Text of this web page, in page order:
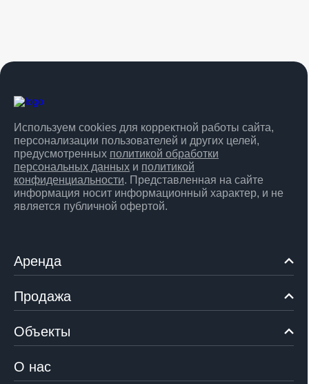
Используем cookies для корректной работы сайта,
персонализации пользователей и других целей,
предусмотренных политикой обработки
персональных данных и политикой
конфиденциальности. Представленная на сайте
информация носит информационный характер, и не
является публичной офертой.
Аренда
Продажа
Объекты
О нас